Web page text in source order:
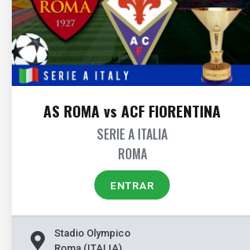
AS ROMA vs ACF FIORENTINA
SERIE A ITALIA
ROMA
ENTRAR
Stadio Olympico